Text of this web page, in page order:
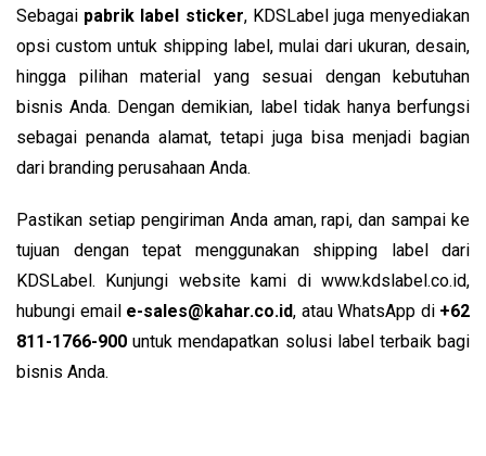
Sebagai pabrik label sticker, KDSLabel juga menyediakan
opsi custom untuk shipping label, mulai dari ukuran, desain,
hingga pilihan material yang sesuai dengan kebutuhan
bisnis Anda. Dengan demikian, label tidak hanya berfungsi
sebagai penanda alamat, tetapi juga bisa menjadi bagian
dari branding perusahaan Anda.
Pastikan setiap pengiriman Anda aman, rapi, dan sampai ke
tujuan dengan tepat menggunakan shipping label dari
KDSLabel. Kunjungi website kami di www.kdslabel.co.id,
hubungi email e-sales@kahar.co.id, atau WhatsApp di +62
811-1766-900 untuk mendapatkan solusi label terbaik bagi
bisnis Anda.